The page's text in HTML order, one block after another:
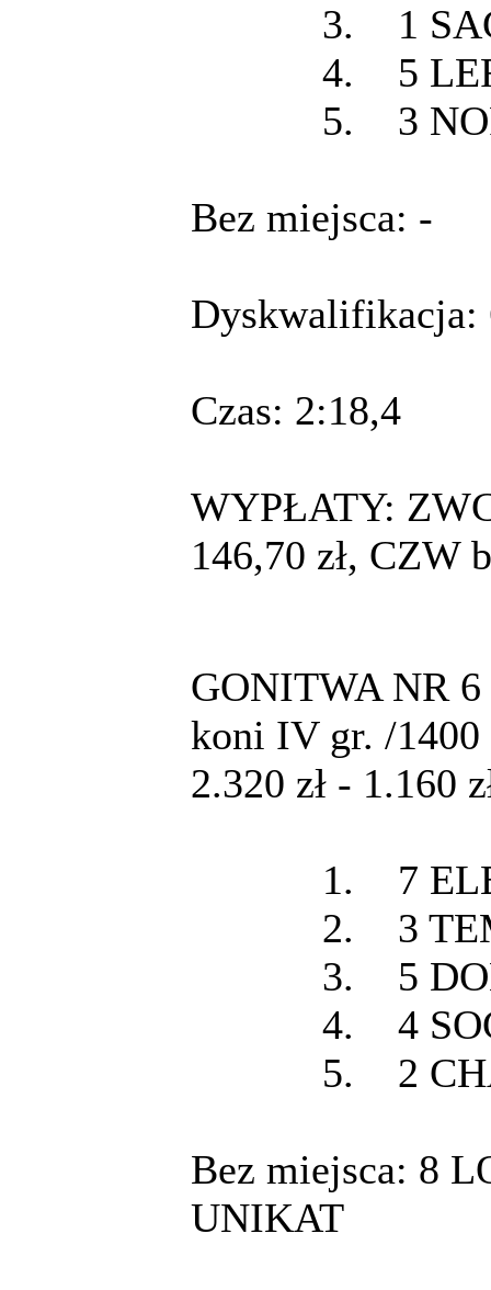
3. 1
4. 5
5. 3
Bez miejsca: -
Dyskwalifikacja:
Czas: 2:18,4
WYPŁATY:
146,70 zł, CZW
GONITWA NR
koni IV gr. /1400
2.320 zł - 1.160
1. 7
2. 3
3. 5
4. 4
5. 2
Bez miejsca: 8
UNIKAT